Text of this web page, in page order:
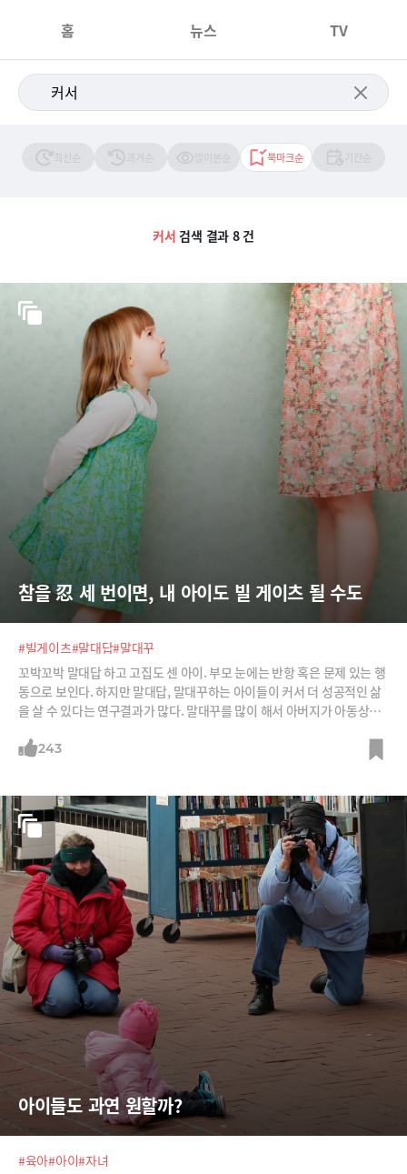
홈 뉴스 TV
북마크순
커서 검색 결과 8 건
참을 忍 세 번이면, 내 아이도 빌 게이츠 될 수도
#빌게이츠#말대답#말대꾸
꼬박꼬박 말대답 하고 고집도 센 아이. 부모 눈에는 반항 혹은 문제 있는 행
동으로 보인다. 하지만 말대답, 말대꾸하는 아이들이 커서 더 성공적인 삶
을 살 수 있다는 연구결과가 많다. 말대꾸를 많이 해서 아버지가 아동상담
243
아이들도 과연 원할까?
#육아#아이#자녀